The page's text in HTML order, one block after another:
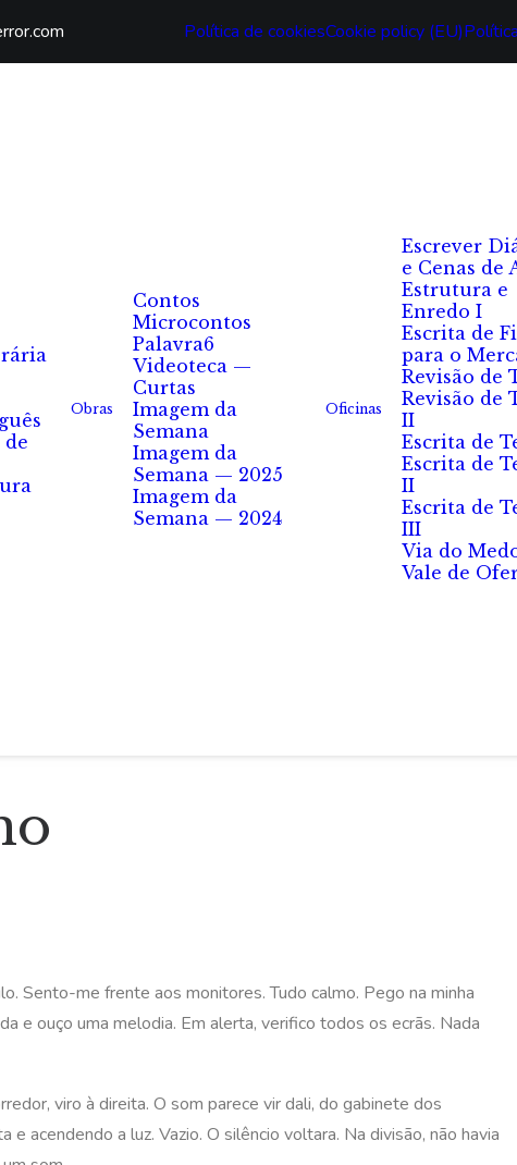
Política de cookiesCookie policy (EU)
de
Obras
Contos
Microcontos
Palavra6
Videoteca —
Curtas
Imagem da
Semana
Imagem da
Semana — 2025
Imagem da
Semana — 2024
Oficinas
Escrever
e Cenas de
Estrutura e
Enredo I
Escrita de
para o
Revisão de
Revisão de
II
Escrita de
Escrita de
II
Escrita de
III
Via do
Vale de
Sento-me frente aos monitores. Tudo calmo. Pego na minha
e ouço uma melodia. Em alerta, verifico todos os ecrãs. Nada
viro à direita. O som parece vir dali, do gabinete dos
acendendo a luz. Vazio. O silêncio voltara. Na divisão, não havia